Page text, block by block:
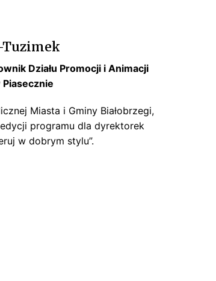
Działu Promocji i Animacji
Miasta i Gminy Białobrzegi,
programu dla dyrektorek
w dobrym stylu”.